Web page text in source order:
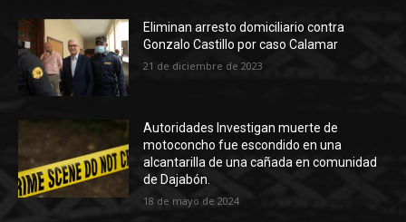
Eliminan arresto domiciliario contra
Gonzalo Castillo por caso Calamar
21 de diciembre de 2023
Autoridades Investigan muerte de
motoconcho fue escondido en una
alcantarilla de una cañada en comunidad
de Dajabón.
18 de mayo de 2024